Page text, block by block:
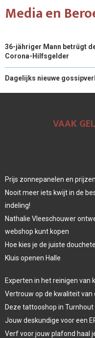
Media en
36-jähriger Mann betrügt
Corona-Hilfsgelder
Dagelijks nieuwe
VAAK
Prijs zonnepanelen en
Nooit meer iets kwijt in de
indeling!
Nathalie Vleeschouwer
webshop kunt kopen
Hoe kies je de juiste
Kluis openen Halle
Experten in het reinigen van
Vertrouw op de kwaliteit
Deze tattooshop in
Jouw deskundige voor een
Verf voor jouw plafond haal